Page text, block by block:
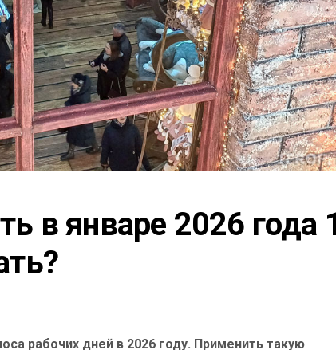
в январе 2026 года
рабочих дней в 2026 году. Применить такую